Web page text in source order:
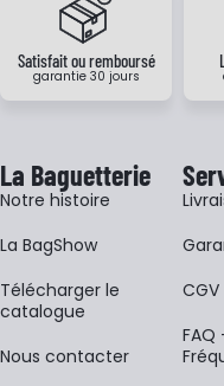
Satisfait ou remboursé
garantie 30 jours
La Baguetterie
Notre histoire
La BagShow
​Télécharger le
catalogue
Nous contacter
CGV